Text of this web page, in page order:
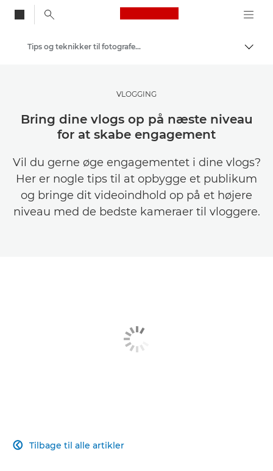
Canon Logo, back
Skift
Bliv inspireret | Tips til fotografering og print og købervejledninger
Tips og teknikker til fotografering og print
VLOGGING
Bring dine vlogs op på næste niveau
for at skabe engagement
Vil du gerne øge engagementet i dine vlogs?
Her er nogle tips til at opbygge et publikum
og bringe dit videoindhold op på et højere
niveau med de bedste kameraer til vloggere.
Tilbage til alle artikler
